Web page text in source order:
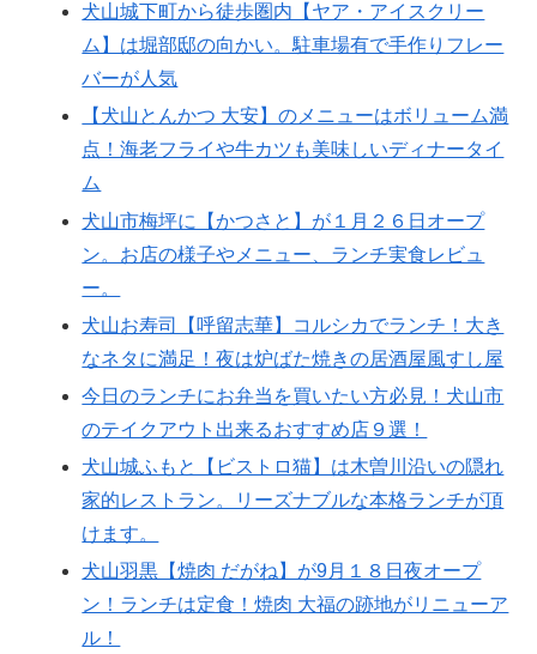
犬山城下町から徒歩圏内【ヤア・アイスクリー
ム】は堀部邸の向かい。駐車場有で手作りフレー
バーが人気
【犬山とんかつ 大安】のメニューはボリューム満
点！海老フライや牛カツも美味しいディナータイ
ム
犬山市梅坪に【かつさと】が１月２６日オープ
ン。お店の様子やメニュー、ランチ実食レビュ
ー。
犬山お寿司【呼留志華】コルシカでランチ！大き
なネタに満足！夜は炉ばた焼きの居酒屋風すし屋
今日のランチにお弁当を買いたい方必見！犬山市
のテイクアウト出来るおすすめ店９選！
犬山城ふもと【ビストロ猫】は木曽川沿いの隠れ
家的レストラン。リーズナブルな本格ランチが頂
けます。
犬山羽黒【焼肉 だがね】が9月１８日夜オープ
ン！ランチは定食！焼肉 大福の跡地がリニューア
ル！